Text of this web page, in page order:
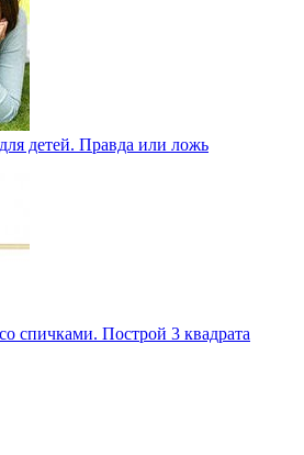
детей. Правда или ложь
спичками. Построй 3 квадрата